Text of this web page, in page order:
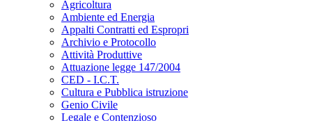
Agricoltura
Ambiente ed Energia
Appalti Contratti ed Espropri
Archivio e Protocollo
Attività Produttive
Attuazione legge 147/2004
CED - I.C.T.
Cultura e Pubblica istruzione
Genio Civile
Legale e Contenzioso